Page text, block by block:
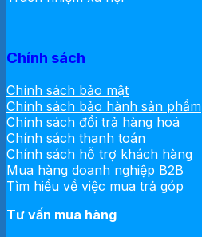
Chính sách
Chính sách bảo mật
Chính sách bảo hành sản phẩm
Chính sách đổi trả hàng hoá
Chính sách thanh toán
Chính sách hỗ trợ khách hàng
Mua hàng doanh nghiệp B2B
Tìm hiểu về việc mua trả góp
Tư vấn mua hàng